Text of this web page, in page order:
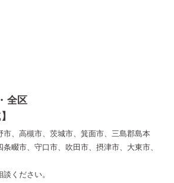
全区
市、高槻市、茨城市、箕面市、三島郡島本
畷市、守口市、吹田市、摂津市、大東市、
ください。